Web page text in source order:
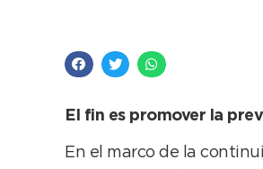
El fin es promover la
En el marco de la